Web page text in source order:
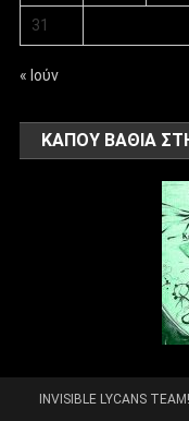
31
« Ιούν
ΚΑΠΟΥ ΒΑΘΙΑ
INVISIBLE LYCANS